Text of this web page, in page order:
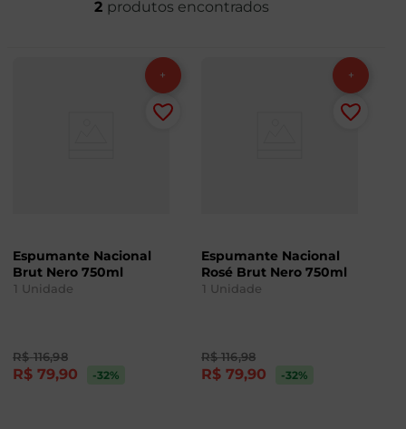
2
Espumante Nacional
Brut Nero 750ml
1 Unidade
R$ 116,98
R$ 79,90 -32%
Espumante Nacional
Rosé Brut Nero 750ml
1 Unidade
R$ 116,98
R$ 79,90 -32%